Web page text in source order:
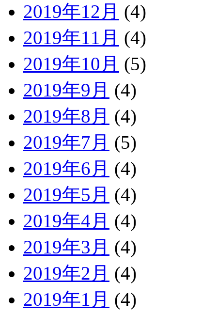
2019年12月 (4)
2019年11月 (4)
2019年10月 (5)
2019年9月 (4)
2019年8月 (4)
2019年7月 (5)
2019年6月 (4)
2019年5月 (4)
2019年4月 (4)
2019年3月 (4)
2019年2月 (4)
2019年1月 (4)